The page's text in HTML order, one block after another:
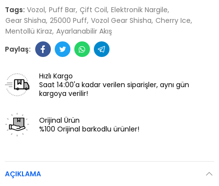
Tags: Vozol Puff Bar Çift Coil Elektronik Nargile
Gear Shisha 25000 Puff Vozol Gear Shisha Cherry Ice
Mentollü Kiraz Ayarlanabilir Akış
Hızlı Kargo
Saat 14:00'a kadar verilen siparişler, aynı gün
kargoya verilir!
Orijinal Ürün
%100 Orijinal barkodlu ürünler!
AÇIKLAMA